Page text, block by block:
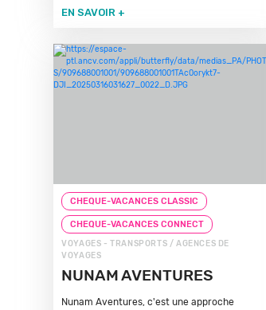
EN SAVOIR +
CHEQUE-VACANCES CLASSIC
CHEQUE-VACANCES CONNECT
VOYAGES - TRANSPORTS / AGENCES DE
VOYAGES
NUNAM AVENTURES
Nunam Aventures, c'est une approche